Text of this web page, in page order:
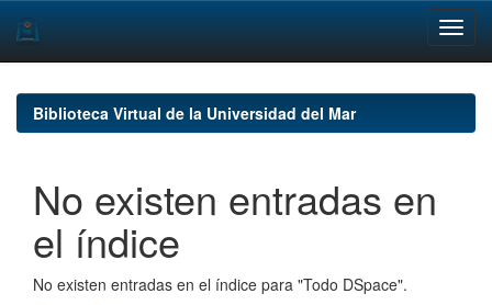
navigationBiblioteca Virtual de la Universidad del Mar
No existen entradas en
el índice
No existen entradas en el índice para "Todo DSpace".